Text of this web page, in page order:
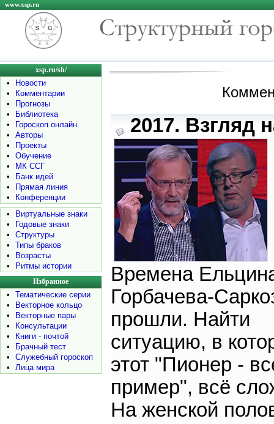
www.xsp.ru
xsp.ru/sh/
•
Новости
•
Комментарии
•
Прогнозы
•
Библиотека
•
Гороскоп онлайн
•
Авторы
•
Проекты
•
Обучение
•
МК ССГ
•
Банк идей
•
Прямая линия
•
Конференции
•
Виртуальные знаки
•
Годовые знаки
•
Структуры
•
Типы браков
•
Возрасты
•
Ритмы истории
Избранное
•
Тематические серии
•
Векторное кольцо
•
Векторные пары
•
Консультации
•
Книги - почтой
•
Брачный тест
•
Служебный гороскоп
•
Лица мира
2017. Взгляд
Времена
Горбачева-
прошли. Найти
ситуацию, в
этот "Пионер -
пример", всё
На женской